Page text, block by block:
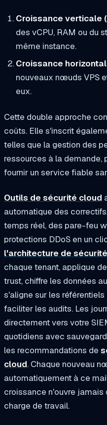
Croissance verticale
des vCPU, RAM ou du
même instance.
Croissance
nouveaux nœuds VPS
eux.
Cette double approche
coûts. Elle s'inscrit
telles que la gestion des
ressources à la demande,
fournir un service fiable
Outils de sécurité cloud
automatique des
temps réel, des pare-feu
protections DDoS en un
l'architecture de
chaque tenant, applique
trust, chiffre les données
s'aligne sur les référentiels
faciliter les audits. Les
directement vers votre
quotidiens avec
les recommandations de
cloud. Chaque nouveau
automatiquement à ce
croissance n'ouvre jamais
charge de travail.